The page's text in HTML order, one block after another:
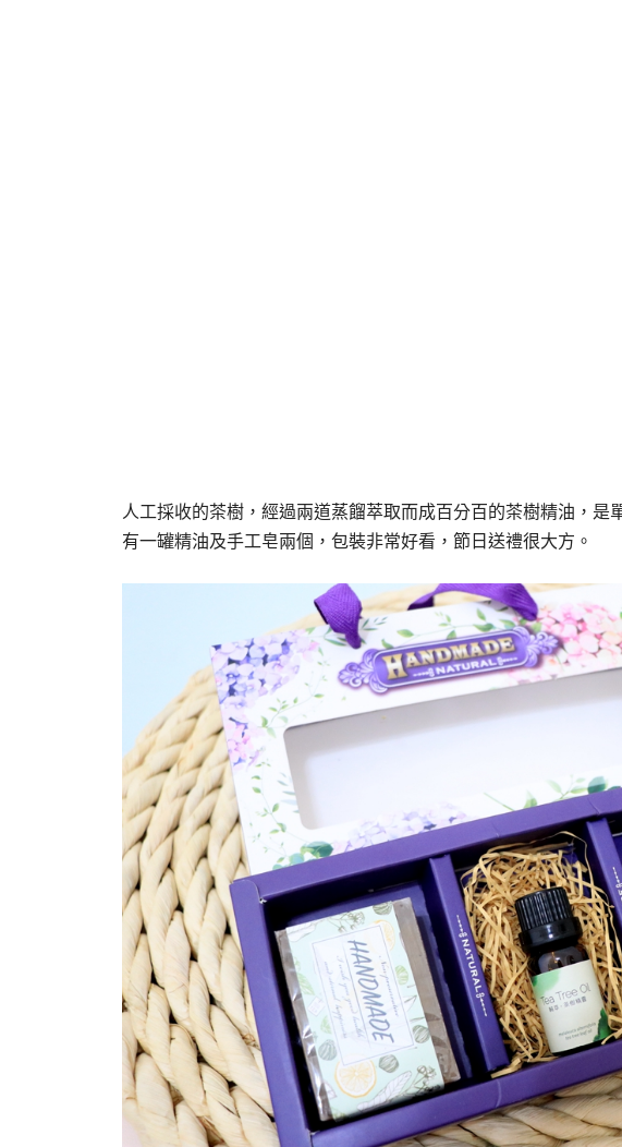
人工採收的茶樹，經過兩道蒸餾萃取而成百分百的茶樹精油，
有一罐精油及手工皂兩個，包裝非常好看，節日送禮很大方。